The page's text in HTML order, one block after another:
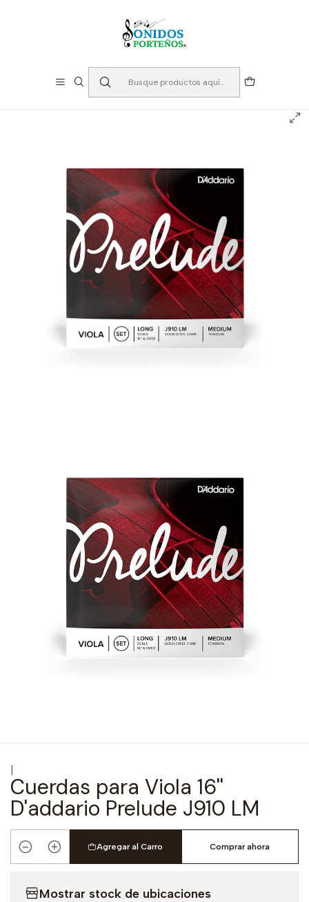
Cuerdas
Cuerdas para Viola
|
Cuerdas para Viola 16''
D'addario Prelude J910 LM
Cantidad
Agregar al Carro Comprar ahora
Mostrar stock de ubicaciones